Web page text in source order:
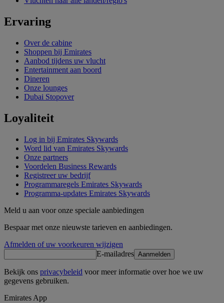
Ervaring
Over de cabine
Shoppen bij Emirates
Aanbod tijdens uw vlucht
Entertainment aan boord
Dineren
Onze lounges
Dubai Stopover
Loyaliteit
Log in bij Emirates Skywards
Word lid van Emirates Skywards
Onze partners
Voordelen Business Rewards
Registreer uw bedrijf
Programmaregels Emirates Skywards
Programma-updates Emirates Skywards
Meld u aan voor onze speciale aanbiedingen
Bespaar met onze nieuwste tarieven en aanbiedingen.
Afmelden of uw voorkeuren wijzigen
E-mailadres Aanmelden
Bekijk ons privacybeleid voor meer informatie over hoe we uw
gegevens gebruiken.
Emirates App